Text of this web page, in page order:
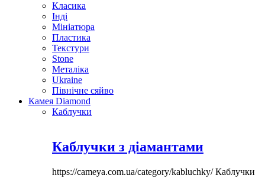
Класика
Інді
Мініатюра
Пластика
Текстури
Stone
Металіка
Ukraine
Північне сяйво
Камея Diamond
Каблучки
Каблучки з діамантами
https://cameya.com.ua/category/kabluchky/Каблучки